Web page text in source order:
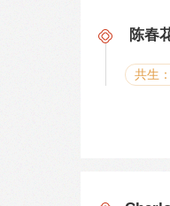
陈春
共生